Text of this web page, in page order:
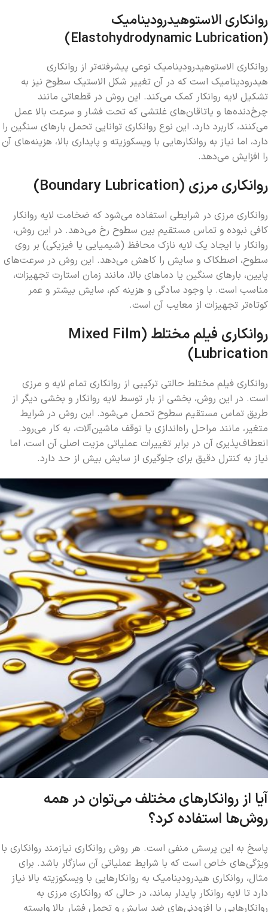
روانکاری الاستوهیدرودینامیک
(Elastohydrodynamic Lubrication)
روانکاری الاستوهیدرودینامیک نوعی پیشرفته‌تر از روانکاری
هیدرودینامیک است که در آن تغییر شکل الاستیک سطوح نیز به
تشکیل لایه روانکار کمک می‌کند. این روش در قطعاتی مانند
چرخ‌دنده‌ها و یاتاقان‌های غلتشی که تحت فشار و سرعت بالا عمل
می‌کنند، کاربرد دارد. این نوع روانکاری توانایی تحمل بارهای سنگین را
دارد، اما نیاز به روانکارهایی با ویسکوزیته و پایداری بالا، هزینه‌های آن
را افزایش می‌دهد.
روانکاری مرزی (Boundary Lubrication)
روانکاری مرزی در شرایطی استفاده می‌شود که ضخامت لایه روانکار
کافی نبوده و تماس مستقیم بین سطوح رخ می‌دهد. در این روش،
روانکار با ایجاد یک لایه نازک محافظ (شیمیایی یا فیزیکی) بر روی
سطوح، اصطکاک و سایش را کاهش می‌دهد. این روش در سرعت‌های
پایین، بارهای سنگین یا دماهای بالا، مانند زمان استارت تجهیزات،
مناسب است. با وجود سادگی و هزینه کم، سایش بیشتر و عمر
کوتاه‌تر تجهیزات از معایب آن است.
روانکاری فیلم مختلط (Mixed Film
Lubrication)
روانکاری فیلم مختلط حالتی ترکیبی از روانکاری تمام لایه و مرزی
است. در این روش، بخشی از بار توسط لایه روانکار و بخشی دیگر از
طریق تماس مستقیم سطوح تحمل می‌شود. این روش در شرایط
متغیر، مانند مراحل راه‌اندازی یا توقف ماشین‌آلات، به کار می‌رود.
انعطاف‌پذیری آن در برابر تغییرات عملیاتی مزیت اصلی آن است، اما
نیاز به کنترل دقیق برای جلوگیری از سایش بیش از حد دارد.
آیا از روانکارهای مختلف می‌توان در همه
روش‌ها استفاده کرد؟
پاسخ به این پرسش منفی است. هر روش روانکاری نیازمند روانکاری با
ویژگی‌های خاص است که با شرایط عملیاتی آن سازگار باشد. برای
مثال، روانکاری هیدرودینامیک به روانکارهایی با ویسکوزیته بالا نیاز
دارد تا لایه روانکار پایدار بماند، در حالی که روانکاری مرزی به
روانکارهایی با افزودنی‌های ضد سایش و تحمل فشار بالا وابسته